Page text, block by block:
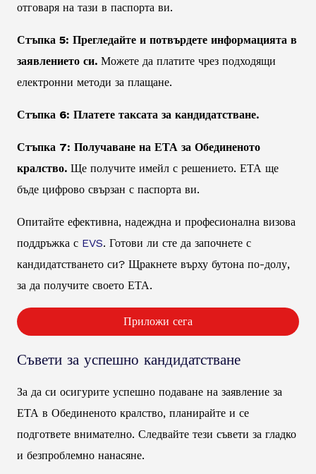
отговаря на тази в паспорта ви.
Стъпка 5: Прегледайте и потвърдете информацията в
заявлението си. Можете да платите чрез подходящи
електронни методи за плащане.
Стъпка 6: Платете таксата за кандидатстване.
Стъпка 7: Получаване на ЕТА за Обединеното
кралство. Ще получите имейл с решението. ЕТА ще
бъде цифрово свързан с паспорта ви.
Опитайте ефективна, надеждна и професионална визова
поддръжка с EVS. Готови ли сте да започнете с
кандидатстването си? Щракнете върху бутона по-долу,
за да получите своето ЕТА.
Приложи сега
Съвети за успешно кандидатстване
За да си осигурите успешно подаване на заявление за
ЕТА в Обединеното кралство, планирайте и се
подгответе внимателно. Следвайте тези съвети за гладко
и безпроблемно нанасяне.